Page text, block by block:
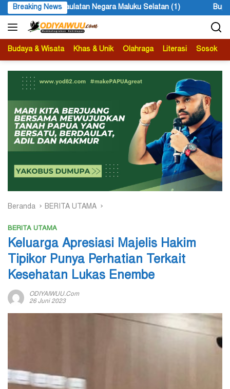
Langsung
ke
konten
Breaking News
Negara Maluku Selatan (1) Bupati Kabupaten
Budaya & Wisata Khas & Unik Olahraga Literasi Sosok
Beranda BERITA UTAMA
BERITA UTAMA
Keluarga Apresiasi Majelis Hakim
Tipikor Punya Perhatian Terkait
Kesehatan Lukas Enembe
ODIYAIWUU.com
26 Juni 2023